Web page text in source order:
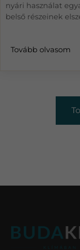
nyári használat
belső részeinek
Tovább olvasom